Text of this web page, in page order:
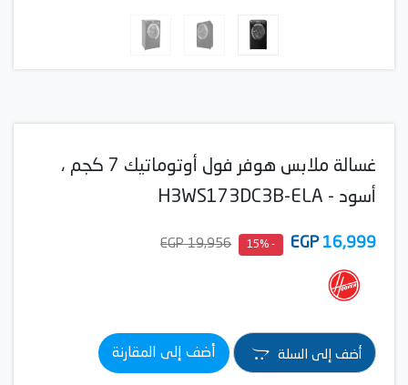
غسالة ملابس هوفر فول أوتوماتيك 7 كجم ،
أسود - H3WS173DC3B-ELA
16,999
EGP
- 15%
19,956 EGP
أضف إلى السلة أضف إلى المقارنة